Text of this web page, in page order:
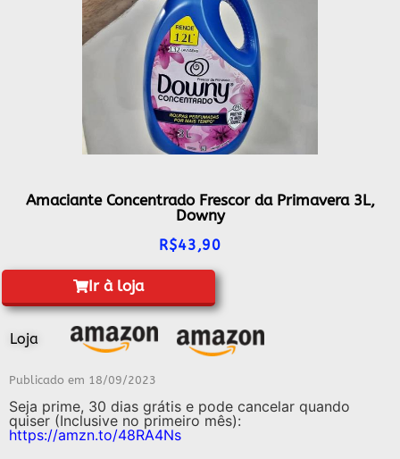
Amaciante Concentrado Frescor da Primavera 3L,
Downy
R$43,90
Ir à loja
Loja
Publicado em 18/09/2023
Seja prime, 30 dias grátis e pode cancelar quando
quiser (Inclusive no primeiro mês):
https://amzn.to/48RA4Ns